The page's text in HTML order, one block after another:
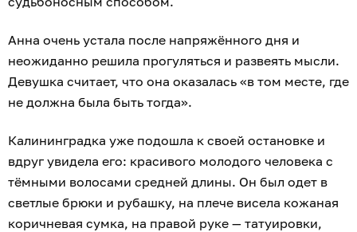
Анна очень устала после напряжённого дня и
неожиданно решила прогуляться и развеять мысли.
Девушка считает, что она оказалась «в том месте, где
не должна была быть тогда».
Калининградка уже подошла к своей остановке и
вдруг увидела его: красивого молодого человека с
тёмными волосами средней длины. Он был одет в
светлые брюки и рубашку, на плече висела кожаная
коричневая сумка, на правой руке — татуировки,